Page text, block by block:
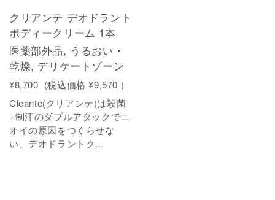
クリアンテ デオドラント
ボディークリーム 1本
医薬部外品, うるおい・
乾燥, デリケートゾーン
¥8,700 (税込価格 ¥9,570 )
Cleante(クリアンテ)は殺菌
+制汗のダブルアタックでニ
オイの原因をつくらせな
い、デオドラントク...